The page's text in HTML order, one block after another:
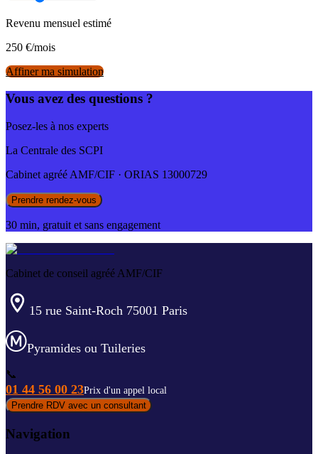
Revenu mensuel estimé
250 €/mois
Affiner ma simulation
Vous avez des questions ?
Posez-les à nos experts
La Centrale des SCPI
Cabinet agréé AMF/CIF · ORIAS 13000729
Prendre rendez-vous
30 min, gratuit et sans engagement
Cabinet de conseil agréé AMF/CIF
15 rue Saint-Roch 75001 Paris
Pyramides ou Tuileries
📞
01 44 56 00 23Prix d'un appel local
Prendre RDV avec un consultant
Navigation